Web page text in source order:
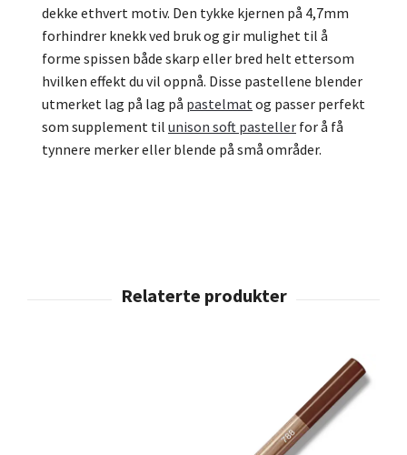
dekke ethvert motiv. Den tykke kjernen på 4,7mm
forhindrer knekk ved bruk og gir mulighet til å
forme spissen både skarp eller bred helt ettersom
hvilken effekt du vil oppnå. Disse pastellene blender
utmerket lag på lag på pastelmat og passer perfekt
som supplement til unison soft pasteller for å få
tynnere merker eller blende på små områder.